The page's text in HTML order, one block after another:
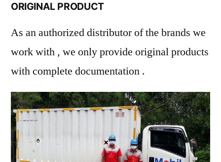
ORIGINAL PRODUCT
As an authorized distributor of the brands we
work with , we only provide original products
with complete documentation .